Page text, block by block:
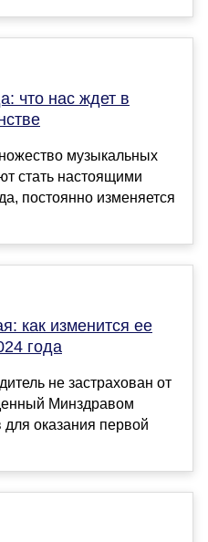
что нас ждет в
музыкальных
стать настоящими
постоянно изменяется
как изменится ее
года
не застрахован от
Минздравом
для оказания первой